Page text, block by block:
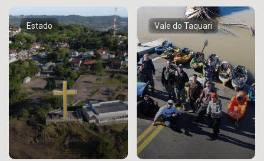
Expovale 2026 abrem
na próxima segunda-
feira
Protetor em
Encantado
Estado Vale do Taquari